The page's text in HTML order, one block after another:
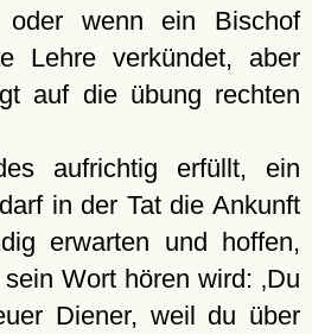
oder wenn ein Bischof
Lehre verkündet, aber
auf die übung rechten
aufrichtig erfüllt, ein
in der Tat die Ankunft
erwarten und hoffen,
Wort hören wird: Du
Diener, weil du über